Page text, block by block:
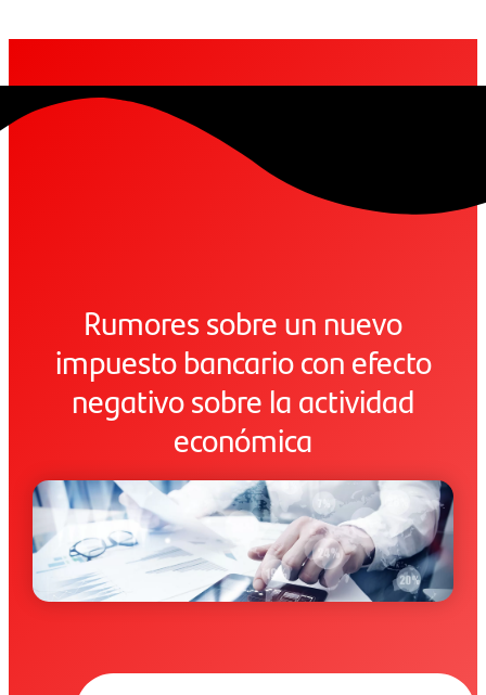
Rumores sobre un nuevo
impuesto bancario con efecto
negativo sobre la actividad
económica